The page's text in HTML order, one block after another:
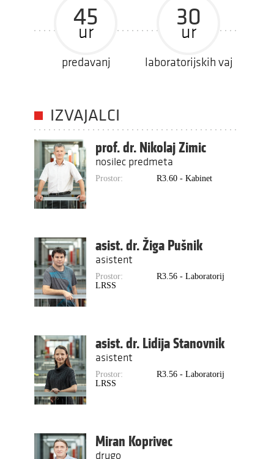
45
ur
predavanj
30
ur
laboratorijskih vaj
IZVAJALCI
prof. dr. Nikolaj Zimic
nosilec predmeta
Prostor: R3.60 - Kabinet
asist. dr. Žiga Pušnik
asistent
Prostor:
R3.56 - Laboratorij
LRSS
asist. dr. Lidija Stanovnik
asistent
Prostor:
R3.56 - Laboratorij
LRSS
Miran Koprivec
drugo